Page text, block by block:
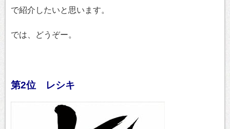
で紹介したいと思います。
では、どうぞー。
第2位 レシキ